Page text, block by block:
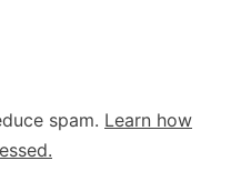
spam. Learn how